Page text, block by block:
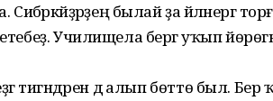
Сибәркәйҙәрҙең былай ҙа әйләнергә
Училищела бергә уҡып
тигәндәрен дә алып бөттө был.